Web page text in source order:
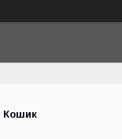
Кошик